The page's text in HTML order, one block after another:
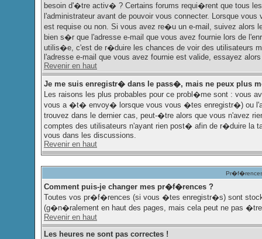
besoin d'�tre activ� ? Certains forums requi�rent que tous
l'administrateur avant de pouvoir vous connecter. Lorsque
est requise ou non. Si vous avez re�u un e-mail, suivez
bien s�r que l'adresse e-mail que vous avez fournie lors de
utilis�e, c'est de r�duire les chances de voir des utilisateurs
l'adresse e-mail que vous avez fournie est valide, essayez
Revenir en haut
Je me suis enregistr� dans le pass�, mais ne peux plus
Les raisons les plus probables pour ce probl�me sont : vous
vous a �t� envoy� lorsque vous vous �tes enregistr�) ou
trouvez dans le dernier cas, peut-�tre alors que vous n'avez
comptes des utilisateurs n'ayant rien post� afin de r�duire la
vous dans les discussions.
Revenir en haut
Pr�f�rences
Comment puis-je changer mes pr�f�rences ?
Toutes vos pr�f�rences (si vous �tes enregistr�s) sont
(g�n�ralement en haut des pages, mais cela peut ne pas
Revenir en haut
Les heures ne sont pas correctes !